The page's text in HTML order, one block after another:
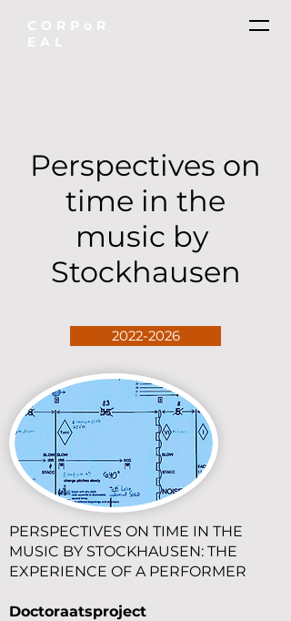
CORPoR
EAL
Perspectives on
time in the
music by
Stockhausen
2022-2026
PERSPECTIVES ON TIME IN THE
MUSIC BY STOCKHAUSEN: THE
EXPERIENCE OF A PERFORMER
Doctoraatsproject